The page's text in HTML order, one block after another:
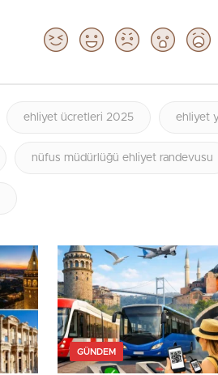
ehliyet ücretleri 2025 ehliyet
nüfus müdürlüğü ehliyet randevusu
GÜNDEM